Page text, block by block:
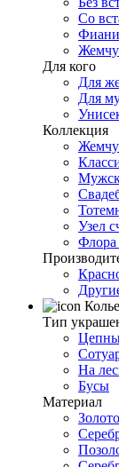
Со
Для кого
Для
Для
Коллекция
Узел
Флора
Тип
На
Бусы
Материал
Золото